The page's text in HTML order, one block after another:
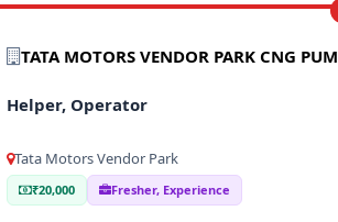
TATA MOTORS VENDOR PARK CNG
Helper, Operator
Tata Motors Vendor Park
₹20,000 Fresher, Experience